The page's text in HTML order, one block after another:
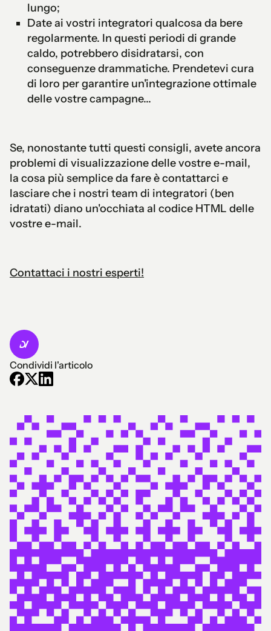
lungo;
Date ai vostri integratori qualcosa da bere
regolarmente. In questi periodi di grande
caldo, potrebbero disidratarsi, con
conseguenze drammatiche. Prendetevi cura
di loro per garantire un'integrazione ottimale
delle vostre campagne...
Se, nonostante tutti questi consigli, avete ancora
problemi di visualizzazione delle vostre e-mail,
la cosa più semplice da fare è contattarci e
lasciare che i nostri team di integratori (ben
idratati) diano un'occhiata al codice HTML delle
vostre e-mail.
Contattaci i nostri esperti!
Condividi l'articolo